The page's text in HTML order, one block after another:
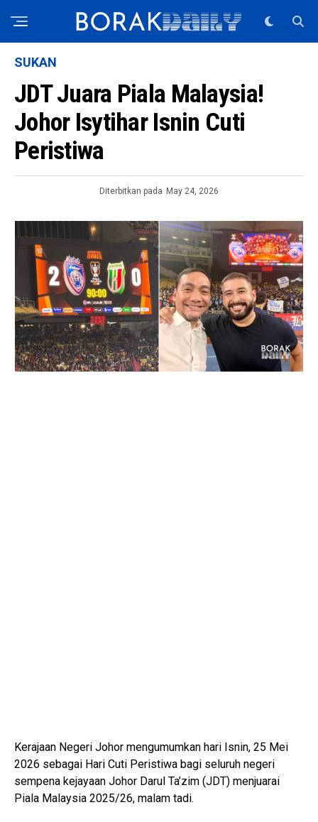
SUKAN
JDT Juara Piala Malaysia!
Johor Isytihar Isnin Cuti
Peristiwa
Diterbitkan pada May 24, 2026
Kerajaan Negeri Johor mengumumkan hari Isnin, 25 Mei
2026 sebagai Hari Cuti Peristiwa bagi seluruh negeri
sempena kejayaan Johor Darul Ta’zim (JDT) menjuarai
Piala Malaysia 2025/26, malam tadi.